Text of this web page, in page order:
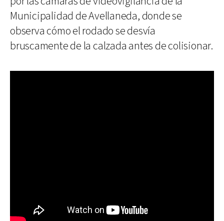
Municipalidad de Avellaneda, donde se
observa cómo el rodado se desvía
bruscamente de la calzada antes de colisionar.